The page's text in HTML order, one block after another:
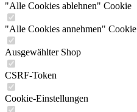
"Alle Cookies ablehnen" Cookie
"Alle Cookies annehmen" Cookie
Ausgewählter Shop
CSRF-Token
Cookie-Einstellungen